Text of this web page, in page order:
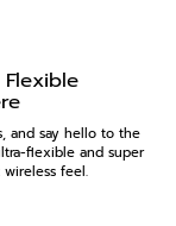
and say hello to the
flexible and super
feel.